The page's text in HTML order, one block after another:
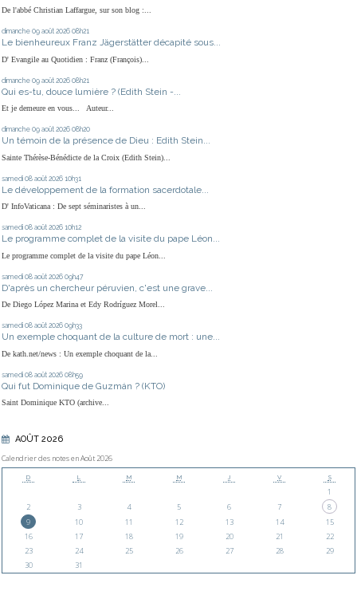
De l'abbé Christian Laffargue, sur son blog :...
dimanche 09 août 2026 08h21
Le bienheureux Franz Jägerstätter décapité sous...
D' Evangile au Quotidien : Franz (François)...
dimanche 09 août 2026 08h21
Qui es-tu, douce lumière ? (Edith Stein -...
Et je demeure en vous... Auteur...
dimanche 09 août 2026 08h20
Un témoin de la présence de Dieu : Edith Stein...
Sainte Thérèse-Bénédicte de la Croix (Edith Stein)...
samedi 08 août 2026 10h31
Le développement de la formation sacerdotale...
D' InfoVaticana : De sept séminaristes à un...
samedi 08 août 2026 10h12
Le programme complet de la visite du pape Léon...
Le programme complet de la visite du pape Léon...
samedi 08 août 2026 09h47
D'après un chercheur péruvien, c'est une grave...
De Diego López Marina et Edy Rodríguez Morel...
samedi 08 août 2026 09h33
Un exemple choquant de la culture de mort : une...
De kath.net/news : Un exemple choquant de la...
samedi 08 août 2026 08h59
Qui fut Dominique de Guzmán ? (KTO)
Saint Dominique KTO (archive...
AOÛT 2026
Calendrier des notes en Août 2026
D L M M J V S
1
2
3 4 5 6 7
8
9
10 11 12 13 14
15
16
17 18 19 20 21
22
23
24 25 26 27 28
29
30
31